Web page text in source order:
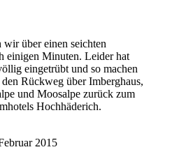
wir über einen seichten
einigen Minuten. Leider hat
eingetrübt und so machen
Rückweg über Imberghaus,
und Moosalpe zurück zum
Hochhäderich.
2015